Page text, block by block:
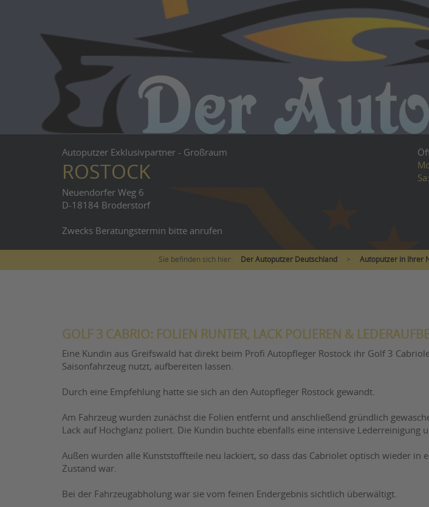
Autoputzer Exklusivpartner - Großraum
ROSTOCK
Neuendorfer Weg 6
D-18184 Broderstorf
Zwecks Beratungstermin bitte anrufen
Sa:
Sie befinden sich hier: Der Autoputzer Deutschland > Autoputzer in Ihrer
GOLF 3 CABRIO: FOLIEN RUNTER, LACK POLIEREN &
Eine Kundin aus Greifswald hat direkt beim Profi Autopfleger Rostock ihr Golf 3
Saisonfahrzeug nutzt, aufbereiten lassen.
Durch eine Empfehlung hatte sie sich an den Autopfleger Rostock gewandt.
Am Fahrzeug wurden zunächst die Folien entfernt und anschließend gründlich
Lack auf Hochglanz poliert. Die Kundin buchte ebenfalls eine intensive Lederreinigung
Außen wurden alle Kunststoffteile neu lackiert, so dass das Cabriolet optisch wieder in
Zustand war.
Bei der Fahrzeugabholung war sie vom feinen Endergebnis sichtlich überwältigt.